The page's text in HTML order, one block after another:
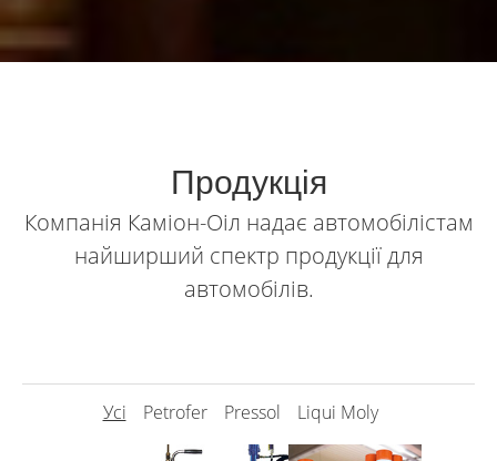
Продукція
Компанія Каміон-Оіл надає автомобілістам
найширший спектр продукції для
автомобілів.
Усі Petrofer Pressol Liqui Moly